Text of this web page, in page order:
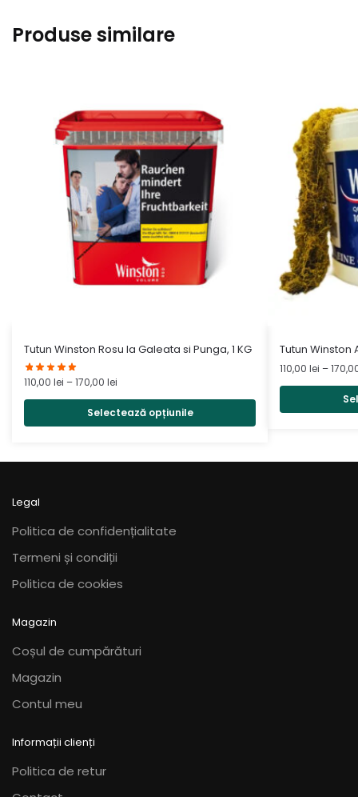
Produse similare
Tutun Winston Rosu la Galeata si Punga, 1 KG
110,00 lei –170,00 lei
de
prețuri:
110,00 lei
Selectează opțiunile
Acest
produs
are
mai
multe
Opțiunile
fi
în
pagina
produsului.
Tutun Winston
110,00 lei –
Acest
produs
are
Opțiunile
Legal
Politica de confidențialitate
Termeni și condiții
Politica de cookies
Magazin
Coșul de cumpărături
Magazin
Contul meu
Informații clienți
Politica de retur